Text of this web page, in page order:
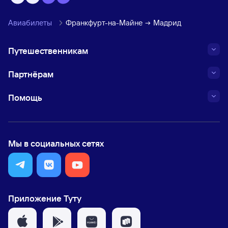
Авиабилеты Франкфурт-на-Майне Мадрид
Путешественникам
Партнёрам
Помощь
Мы в социальных сетях
Приложение Туту